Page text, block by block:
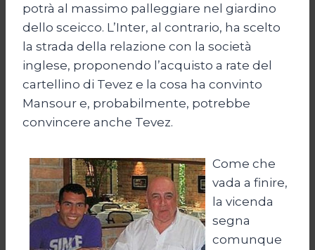
potrà al massimo palleggiare nel giardino
dello sceicco. L’Inter, al contrario, ha scelto
la strada della relazione con la società
inglese, proponendo l’acquisto a rate del
cartellino di Tevez e la cosa ha convinto
Mansour e, probabilmente, potrebbe
convincere anche Tevez.
Come che
vada a finire,
la vicenda
segna
comunque